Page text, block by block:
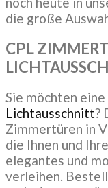
die große
CPL
Sie möchten
Lichtausschnitt?
Zimmertüren in
die Ihnen und
elegantes und
verleihen.